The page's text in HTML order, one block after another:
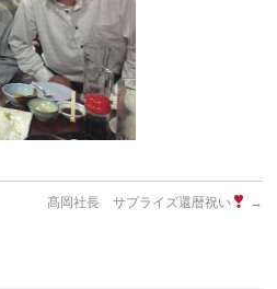
髙岡社長 サプライズ還暦祝い →